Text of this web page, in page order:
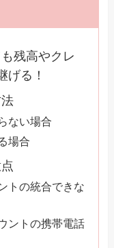
残高やクレ
げる！
ない場合
場合
トの統合できな
ントの携帯電話